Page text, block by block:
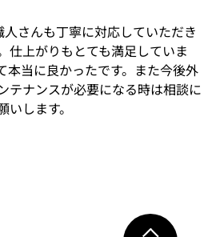
さんも丁寧に対応していただき
仕上がりもとても満足していま
本当に良かったです。また今後外
テナンスが必要になる時は相談に
します。